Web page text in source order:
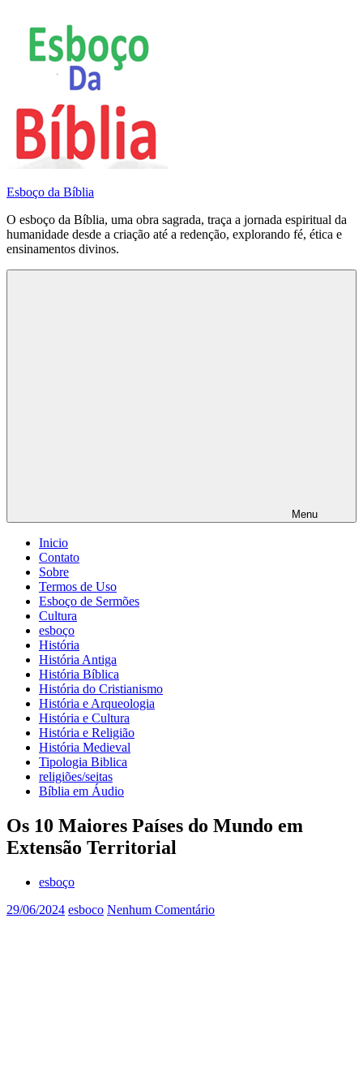
conteúdo
Esboço da Bíblia
O esboço da Bíblia, uma obra sagrada, traça a jornada espiritual da
humanidade desde a criação até a redenção, explorando fé, ética e
ensinamentos divinos.
Menu
Inicio
Contato
Sobre
Termos de Uso
Esboço de Sermões
Cultura
esboço
História
História Antiga
História Bíblica
História do Cristianismo
História e Arqueologia
História e Cultura
História e Religião
História Medieval
Tipologia Biblica
religiões/seitas
Bíblia em Áudio
Os 10 Maiores Países do Mundo em
Extensão Territorial
esboço
29/06/2024 esboco Nenhum Comentário